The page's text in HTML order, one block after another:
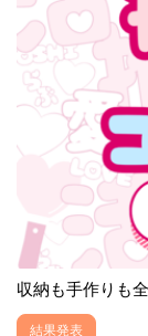
収納も手作りも
結果発表